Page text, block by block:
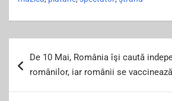
b
o
o
k
navigation
De 10 Mai, România îşi caută
românilor, iar românii se